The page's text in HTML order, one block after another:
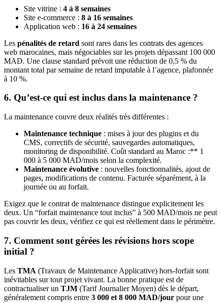
Site vitrine : 4 à 8 semaines
Site e-commerce : 8 à 16 semaines
Application web : 16 à 24 semaines
Les pénalités de retard sont rares dans les contrats des agences
web marocaines, mais négociables sur les projets dépassant 100 000
MAD. Une clause standard prévoit une réduction de 0,5 % du
montant total par semaine de retard imputable à l’agence, plafonnée
à 10 %.
6. Qu’est-ce qui est inclus dans la maintenance ?
La maintenance couvre deux réalités très différentes :
Maintenance technique : mises à jour des plugins et du
CMS, correctifs de sécurité, sauvegardes automatiques,
monitoring de disponibilité. Coût standard au Maroc :** 1
000 à 5 000 MAD/mois selon la complexité.
Maintenance évolutive : nouvelles fonctionnalités, ajout de
pages, modifications de contenu. Facturée séparément, à la
journée ou au forfait.
Exigez que le contrat de maintenance distingue explicitement les
deux. Un “forfait maintenance tout inclus” à 500 MAD/mois ne peut
pas couvrir les deux, vérifiez ce qui est réellement dans le périmètre.
7. Comment sont gérées les révisions hors scope
initial ?
Les TMA (Travaux de Maintenance Applicative) hors-forfait sont
inévitables sur tout projet vivant. La bonne pratique est de
contractualiser un TJM (Tarif Journalier Moyen) dès le départ,
généralement compris entre 3 000 et 8 000 MAD/jour pour une